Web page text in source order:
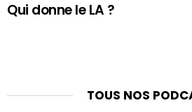
Qui donne le LA ?
TOUS NOS